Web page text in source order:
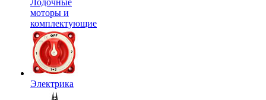
Лодочные
моторы и
комплектующие
Электрика